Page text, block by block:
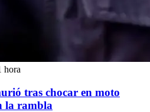
hora
tras chocar en moto
la rambla